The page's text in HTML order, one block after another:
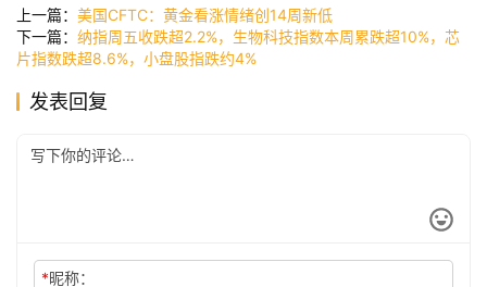
司
时
上一篇： 美国CFTC：黄金看涨情绪创14周新低
下一篇： 纳指周五收跌超2.2%，生物科技指数本周累跌超10%，芯
片指数跌超8.6%，小盘股指跌约4%
发表回复
*昵称：